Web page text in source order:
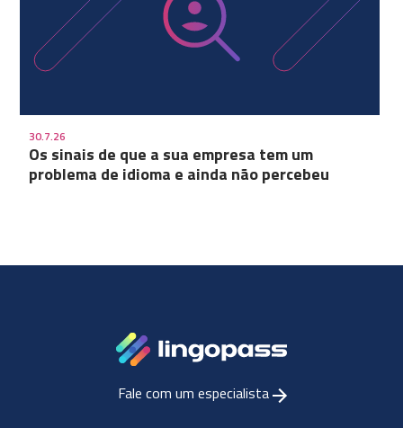
30.7.26
Os sinais de que a sua empresa tem um
problema de idioma e ainda não percebeu
Fale com um especialista